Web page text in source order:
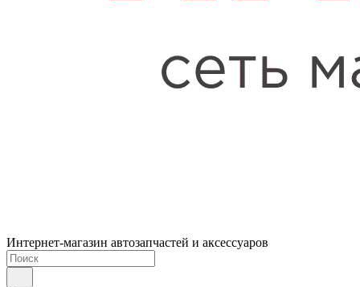
Интернет-магазин автозапчастей и аксессуаров